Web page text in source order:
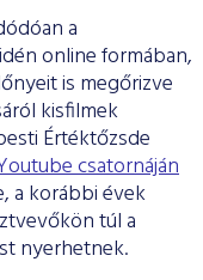
a
online formában,
is megőrizve
kisfilmek
Értéktőzsde
csatornáján
a korábbi évek
túl a
nyerhetnek.